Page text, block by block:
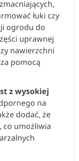
łuki czy
ogrodu do
uprawnej
nawierzchni
pomocą
z wysokiej
na
dodać, że
co umożliwia